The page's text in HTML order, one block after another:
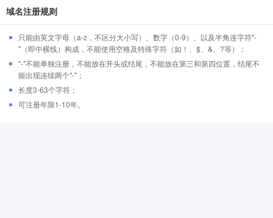
域名注册规则
只能由英文字母（a-z，不区分大小写）、数字（0-9）、以及半角连字符"-
"（即中横线）构成，不能使用空格及特殊字符（如！、$、&、?等）；
"-"不能单独注册，不能放在开头或结尾，不能放在第三和第四位置，结尾不
能出现连续两个"-"；
长度3-63个字符；
可注册年限1-10年。